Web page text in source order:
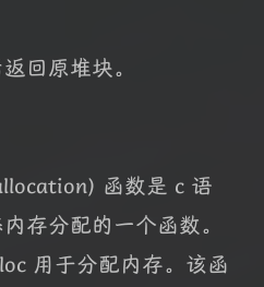
回原堆块。
函数是 c 语
存分配的一个函数。
用于分配内存。该函